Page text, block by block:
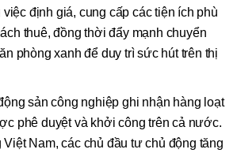
định giá, cung cấp các tiện ích phù
thuê, đồng thời đẩy mạnh chuyển
phòng xanh để duy trì sức hút trên thị
sản công nghiệp ghi nhận hàng loạt
phê duyệt và khởi công trên cả nước.
Nam, các chủ đầu tư chủ động tăng